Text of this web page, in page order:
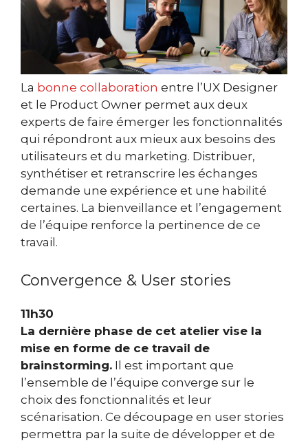
La bonne collaboration entre l’UX Designer
et le Product Owner permet aux deux
experts de faire émerger les fonctionnalités
qui répondront aux mieux aux besoins des
utilisateurs et du marketing. Distribuer,
synthétiser et retranscrire les échanges
demande une expérience et une habilité
certaines. La bienveillance et l’engagement
de l’équipe renforce la pertinence de ce
travail.
Convergence & User stories
11h30
La dernière phase de cet atelier vise la
mise en forme de ce travail de
brainstorming. Il est important que
l’ensemble de l’équipe converge sur le
choix des fonctionnalités et leur
scénarisation. Ce découpage en user stories
permettra par la suite de développer et de